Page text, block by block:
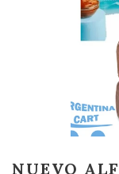
NUEVO